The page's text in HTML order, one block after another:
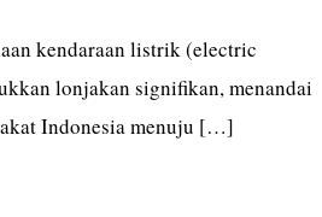
kendaraan listrik (electric
lonjakan signifikan, menandai
Indonesia menuju […]